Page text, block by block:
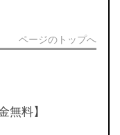
ページのトップへ
無料】